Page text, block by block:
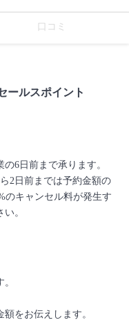
口コミ
ールスポイント
6日前まで承ります。
2日前までは予約金額の
のキャンセル料が発生す
。
をお伝えします。